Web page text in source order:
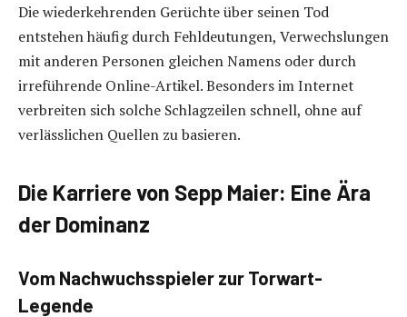
Die wiederkehrenden Gerüchte über seinen Tod
entstehen häufig durch Fehldeutungen, Verwechslungen
mit anderen Personen gleichen Namens oder durch
irreführende Online-Artikel. Besonders im Internet
verbreiten sich solche Schlagzeilen schnell, ohne auf
verlässlichen Quellen zu basieren.
Die Karriere von Sepp Maier: Eine Ära
der Dominanz
Vom Nachwuchsspieler zur Torwart-
Legende